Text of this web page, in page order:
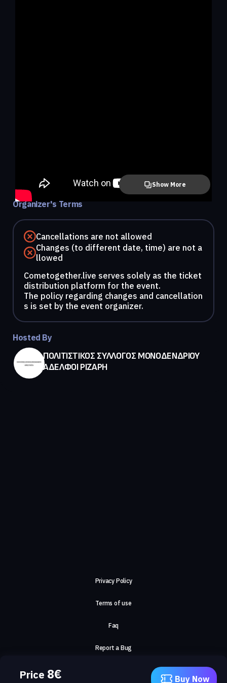
Show More
Organizer's Terms
Cancellations are not allowed
Changes (to different date, time) are not a
llowed
Cometogether.live serves solely as the ticket
distribution platform for the event.
The policy regarding changes and cancellation
s is set by the event organizer.
Hosted By
ΠΟΛΙΤΙΣΤΙΚΟΣ ΣΥΛΛΟΓΟΣ ΜΟΝΟΔΕΝΔΡΙΟΥ
ΑΔΕΛΦΟΙ ΡΙΖΑΡΗ
Price 8€ Buy Now
Privacy Policy
Terms of use
Faq
Report a Bug